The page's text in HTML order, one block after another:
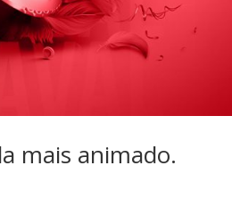
mais animado.